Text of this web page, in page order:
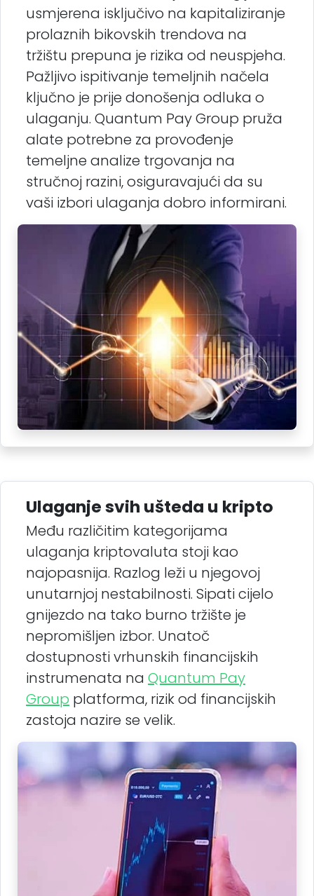
usmjerena isključivo na kapitaliziranje
prolaznih bikovskih trendova na
tržištu prepuna je rizika od neuspjeha.
Pažljivo ispitivanje temeljnih načela
ključno je prije donošenja odluka o
ulaganju. Quantum Pay Group pruža
alate potrebne za provođenje
temeljne analize trgovanja na
stručnoj razini, osiguravajući da su
vaši izbori ulaganja dobro informirani.
Ulaganje svih ušteda u kripto
Među različitim kategorijama
ulaganja kriptovaluta stoji kao
najopasnija. Razlog leži u njegovoj
unutarnjoj nestabilnosti. Sipati cijelo
gnijezdo na tako burno tržište je
nepromišljen izbor. Unatoč
dostupnosti vrhunskih financijskih
instrumenata na Quantum Pay
Group platforma, rizik od financijskih
zastoja nazire se velik.